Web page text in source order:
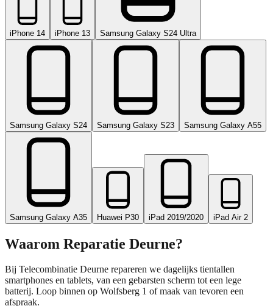
iPhone 14 iPhone 13 Samsung Galaxy S24 Ultra
Samsung Galaxy S24 Samsung Galaxy S23 Samsung Galaxy A55
Samsung Galaxy A35 Huawei P30 iPad 2019/2020 iPad Air 2
Waarom Reparatie Deurne?
Bij Telecombinatie Deurne repareren we dagelijks tientallen
smartphones en tablets, van een gebarsten scherm tot een lege
batterij. Loop binnen op Wolfsberg 1 of maak van tevoren een
afspraak.